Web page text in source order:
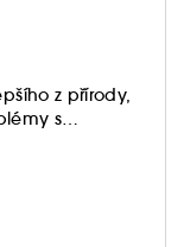
z přírody,
s
jedinečný.